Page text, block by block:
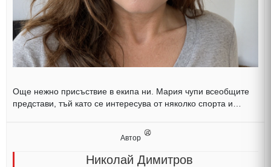
Още нежно присъствие в екипа ни. Мария чупи всеобщите
представи, тъй като се интересува от няколко спорта и…
Автор
Николай Димитров